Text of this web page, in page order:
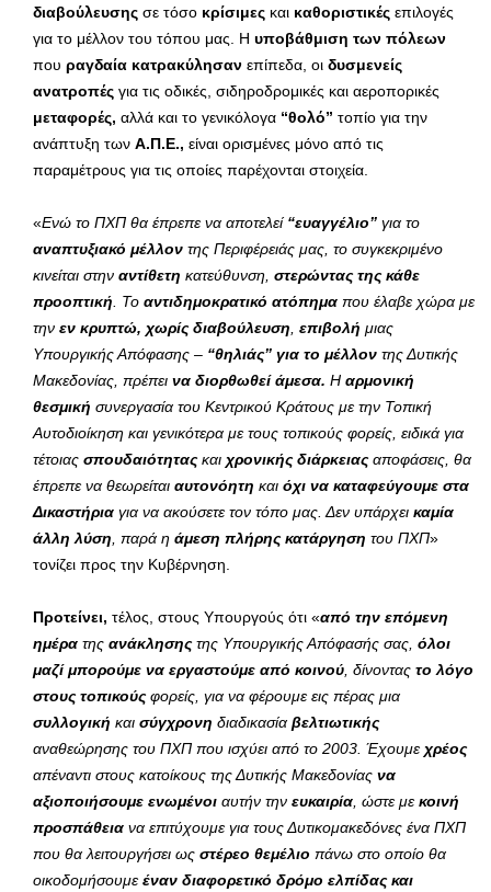
διαβούλευσης σε τόσο κρίσιμες και καθοριστικές επιλογές
για το μέλλον του τόπου μας. Η υποβάθμιση των πόλεων
που ραγδαία κατρακύλησαν επίπεδα, οι δυσμενείς
ανατροπές για τις οδικές, σιδηροδρομικές και αεροπορικές
μεταφορές, αλλά και το γενικόλογα “θολό” τοπίο για την
ανάπτυξη των Α.Π.Ε., είναι ορισμένες μόνο από τις
παραμέτρους για τις οποίες παρέχονται στοιχεία.
«Ενώ το ΠΧΠ θα έπρεπε να αποτελεί “ευαγγέλιο” για το
αναπτυξιακό μέλλον της Περιφέρειάς μας, το συγκεκριμένο
κινείται στην αντίθετη κατεύθυνση, στερώντας της κάθε
προοπτική . Το αντιδημοκρατικό ατόπημα που έλαβε χώρα με
την εν κρυπτώ, χωρίς διαβούλευση επιβολή μιας
Υπουργικής Απόφασης – “θηλιάς” για το μέλλον της Δυτικής
Μακεδονίας, πρέπει να διορθωθεί άμεσα. Η αρμονική
θεσμική συνεργασία του Κεντρικού Κράτους με την Τοπική
Αυτοδιοίκηση και γενικότερα με τους τοπικούς φορείς, ειδικά για
τέτοιας σπουδαιότηταςκαι χρονικής διάρκειαςαποφάσεις, θα
έπρεπε να θεωρείται αυτονόητη και όχι να καταφεύγουμε στα
Δικαστήρια για να ακούσετε τον τόπο μας. Δεν υπάρχει καμία
άλλη λύση , παρά η άμεση πλήρης κατάργηση του ΠΧΠ»
τονίζει προς την Κυβέρνηση.
Προτείνει, τέλος, στους Υπουργούς ότι «από την επόμενη
ημέρα της ανάκλησηςτης Υπουργικής Απόφασής σας, όλοι
μαζί μπορούμε να εργαστούμε από κοινού , δίνοντας το λόγο
στους τοπικούςφορείς, για να φέρουμε εις πέρας μια
συλλογική και σύγχρονη διαδικασία βελτιωτικής
αναθεώρησης του ΠΧΠ που ισχύει από το 2003. Έχουμεχρέος
απέναντι στους κατοίκους της Δυτικής Μακεδονίας να
αξιοποιήσουμε ενωμένοι αυτήν την ευκαιρία , ώστε μεκοινή
προσπάθεια να επιτύχουμε για τους Δυτικομακεδόνες ένα ΠΧΠ
που θα λειτουργήσει ως στέρεο θεμέλιο πάνω στο οποίο θα
οικοδομήσουμεέναν διαφορετικό δρόμο ελπίδας και